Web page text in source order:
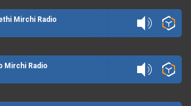
Mirchi Radio
Mirchi Radio